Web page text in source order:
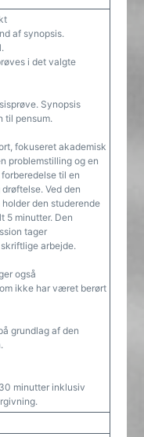
af synopsis.
i det valgte
Synopsis
til pensum.
fokuseret akademisk
problemstilling og en
til en
Ved den
den studerende
5 minutter. Den
tager
arbejde.
også
ikke har været berørt
grundlag af den
minutter inklusiv